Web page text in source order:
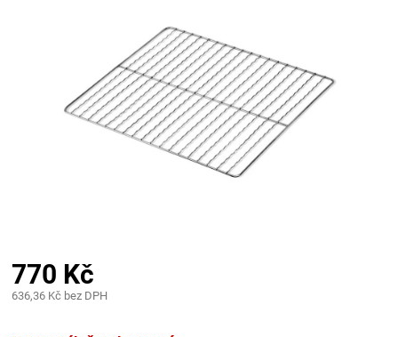
PŘÍSLUŠENSTVÍ
OMÁČKY
770 Kč
636,36 Kč bez DPH